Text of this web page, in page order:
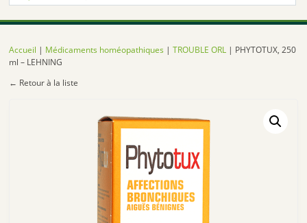
:
Accueil | Médicaments homéopathiques |TROUBLE ORL | PHYTOTUX, 250
ml – LEHNING
← Retour à la liste